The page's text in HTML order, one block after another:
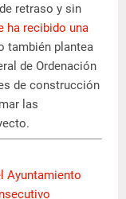
retraso y sin
ha recibido una
también plantea
de Ordenación
de construcción
las
Ayuntamiento